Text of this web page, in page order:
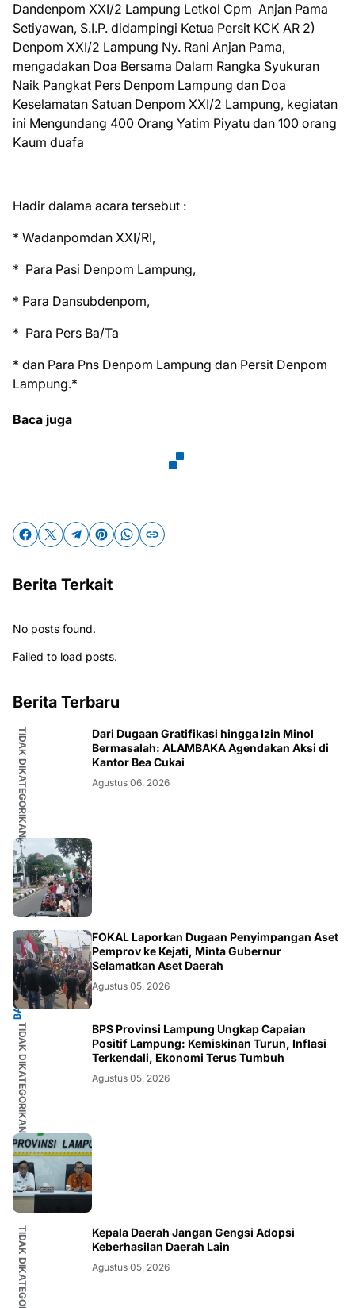
Dandenpom XXI/2 Lampung Letkol Cpm Anjan Pama
Setiyawan, S.I.P. didampingi Ketua Persit KCK AR 2)
Denpom XXI/2 Lampung Ny. Rani Anjan Pama,
mengadakan Doa Bersama Dalam Rangka Syukuran
Naik Pangkat Pers Denpom Lampung dan Doa
Keselamatan Satuan Denpom XXI/2 Lampung, kegiatan
ini Mengundang 400 Orang Yatim Piyatu dan 100 orang
Kaum duafa
Hadir dalama acara tersebut :
* Wadanpomdan XXI/RI,
* Para Pasi Denpom Lampung,
* Para Dansubdenpom,
* Para Pers Ba/Ta
* dan Para Pns Denpom Lampung dan Persit Denpom
Lampung.*
Baca juga
Berita Terkait
No posts found.
Failed to load posts.
Berita Terbaru
TIDAK DIKATEGORIKAN
Dari Dugaan Gratifikasi hingga Izin Minol
Bermasalah: ALAMBAKA Agendakan Aksi di
Kantor Bea Cukai
Agustus 06, 2026
BANDARLAMPUNG
FOKAL Laporkan Dugaan Penyimpangan Aset
Pemprov ke Kejati, Minta Gubernur
Selamatkan Aset Daerah
Agustus 05, 2026
TIDAK DIKATEGORIKAN
BPS Provinsi Lampung Ungkap Capaian
Positif Lampung: Kemiskinan Turun, Inflasi
Terkendali, Ekonomi Terus Tumbuh
Agustus 05, 2026
TIDAK DIKATEGORIKAN
Kepala Daerah Jangan Gengsi Adopsi
Keberhasilan Daerah Lain
Agustus 05, 2026